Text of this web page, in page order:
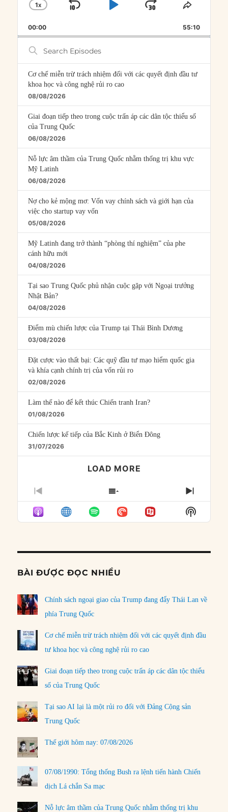
CHANGE
RATE
1X
SKIP
PLAYJUMP
FORWARD
SHARE
00:00 55:10
Search
Episodes
Cơ chế miễn trừ trách nhiệm đối với các quyết định đầu tư
khoa học và công nghệ rủi ro cao
08/08/2026
Giai đoạn tiếp theo trong cuộc trấn áp các dân tộc thiểu số
của Trung Quốc
06/08/2026
Nỗ lực âm thầm của Trung Quốc nhằm thống trị khu vực
Mỹ Latinh
06/08/2026
Nợ cho kẻ mộng mơ: Vốn vay chính sách và giới hạn của
việc cho startup vay vốn
05/08/2026
Mỹ Latinh đang trở thành “phòng thí nghiệm” của phe
cánh hữu mới
04/08/2026
Tại sao Trung Quốc phủ nhận cuộc gặp với Ngoại trưởng
Nhật Bản?
04/08/2026
Điểm mù chiến lược của Trump tại Thái Bình Dương
03/08/2026
Đặt cược vào thất bại: Các quỹ đầu tư mạo hiểm quốc gia
và khía cạnh chính trị của vốn rủi ro
02/08/2026
Làm thế nào để kết thúc Chiến tranh Iran?
01/08/2026
Chiến lược kế tiếp của Bắc Kinh ở Biển Đông
31/07/2026
LOAD MORE
PREVIOUS
EPISODE
SHOW
EPISODES
LIST
NEXT
Show
Podcast
BÀI ĐƯỢC ĐỌC NHIỀU
Chính sách ngoại giao của Trump đang đẩy Thái Lan về
phía Trung Quốc
Cơ chế miễn trừ trách nhiệm đối với các quyết định đầu
tư khoa học và công nghệ rủi ro cao
Giai đoạn tiếp theo trong cuộc trấn áp các dân tộc thiểu
số của Trung Quốc
Tại sao AI lại là một rủi ro đối với Đảng Cộng sản
Trung Quốc
Thế giới hôm nay: 07/08/2026
07/08/1990: Tổng thống Bush ra lệnh tiến hành Chiến
dịch Lá chắn Sa mạc
Nỗ lực âm thầm của Trung Quốc nhằm thống trị khu